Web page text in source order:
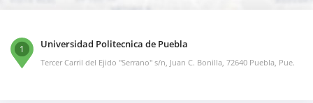
1 Universidad Politecnica de Puebla
Tercer Carril del Ejido "Serrano" s/n, Juan C. Bonilla, 72640 Puebla, Pue.